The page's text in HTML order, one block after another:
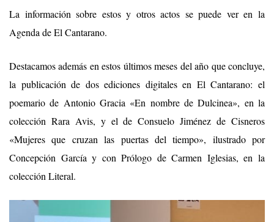
La información sobre estosy otrosactos se puede ver en la
Agenda de El Cantarano.
Destacamosademás en estos últimos meses del año que concluye,
la publicación de dos ediciones digitales en El Cantarano: el
poemario de Antonio Gracia «En nombre de Dulcinea», en la
colección Rara Avis, y el de Consuelo Jiménez de Cisneros
«Mujeres que cruzan las puertas del tiempo», ilustrado por
Concepción García y con Prólogo de Carmen Iglesias, en la
colección Literal.